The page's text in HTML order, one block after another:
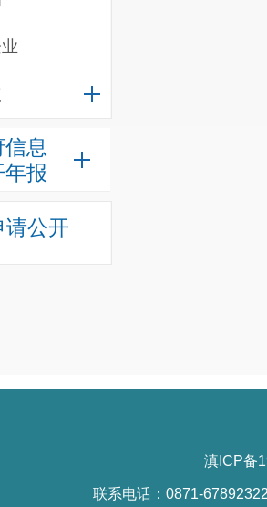
息
报
请公开
滇ICP备
联系电话：0871-